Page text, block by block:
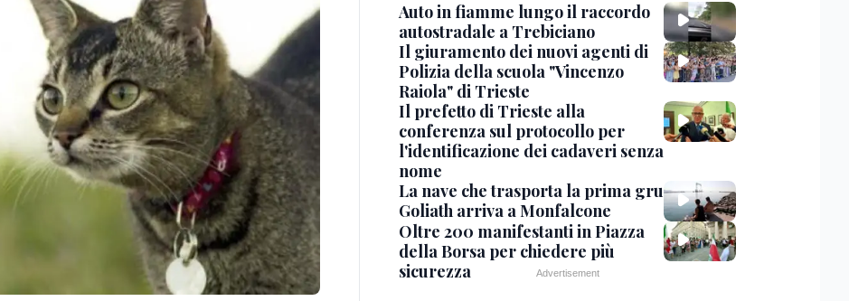
Auto in fiamme lungo il raccordo
autostradale a Trebiciano
Il giuramento dei nuovi agenti di
Polizia della scuola "Vincenzo
Raiola" di Trieste
Il prefetto di Trieste alla
conferenza sul protocollo per
l'identificazione dei cadaveri senza
nome
La nave che trasporta la prima gru
Goliath arriva a Monfalcone
Oltre 200 manifestanti in Piazza
della Borsa per chiedere più
sicurezza